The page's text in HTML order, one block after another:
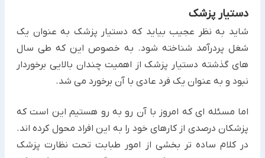
دستیار پزشک
شاید به نظر عجیب بیاید که دستیار پزشک به عنوان یک
شغل پردرآمد شناخته شود. به خصوص این که طی سال
های گذشته دستیار پزشک از اهمیت چندان بالایی برخوردار
نبود و به عنوان یک فرد عادی با آن برخورد می شد.
اما مسئله ای که امروز با آن رو به رو هستیم این است که
پزشکان درصدی از کارهای خود را به این افراد محول کرده اند.
در کلام ساده تر بخشی از امور طبابت تحت نظارت پزشک